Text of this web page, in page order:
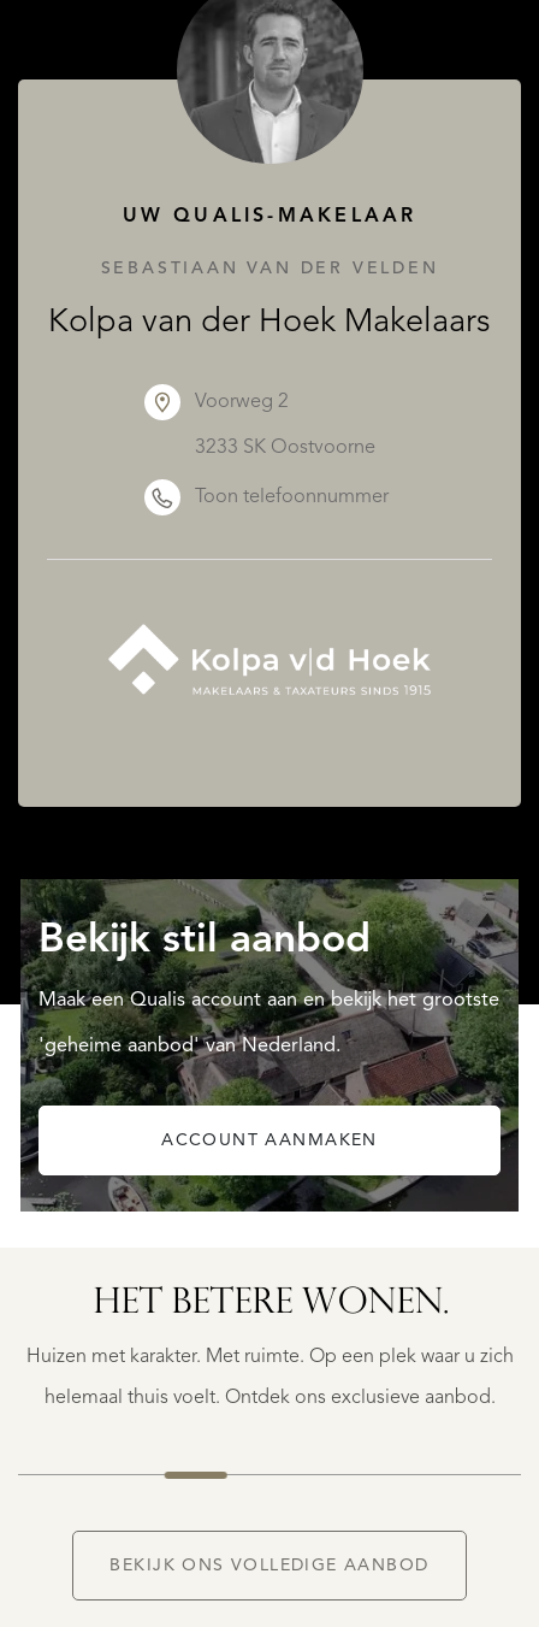
UW QUALIS-MAKELAAR
SEBASTIAAN VAN DER VELDEN
Kolpa van der Hoek Makelaars
Voorweg 2
3233 SK Oostvoorne
Toon telefoonnummer
Bekijk stil aanbod
Maak een Qualis account aan en bekijk het grootste
'geheime aanbod' van Nederland.
ACCOUNT AANMAKEN
HET BETERE WONEN.
Huizen met karakter. Met ruimte. Op een plek waar u zich
helemaal thuis voelt. Ontdek ons exclusieve aanbod.
4
1.450.000
BEKIJK ONS VOLLEDIGE AANBOD